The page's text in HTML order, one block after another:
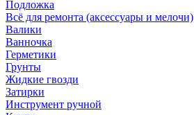
Подложка
Всё для ремонта (аксессуары и мелочи)
Валики
Ванночка
Герметики
Грунты
Жидкие гвозди
Затирки
Инструмент ручной